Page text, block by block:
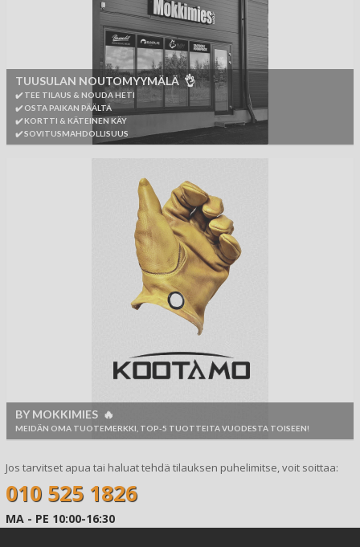
TUUSULAN NOUTOMYYMÄLÄ 👌
✔️ TEE TILAUS & NOUDA HETI
✔️ OSTA PAIKAN PÄÄLTÄ
✔️ KORTTI & KÄTEINEN KÄY
✔️ SOVITUSMAHDOLLISUUS
BY MOKKIMIES 🔥
MEIDÄN OMA TUOTEMERKKI, TOP-5 TUOTTEITA VUODESTA TOISEEN!
Jos tarvitset apua tai haluat tehdä tilauksen puhelimitse, voit soittaa:
010 525 1826
MA - PE 10:00-16:30